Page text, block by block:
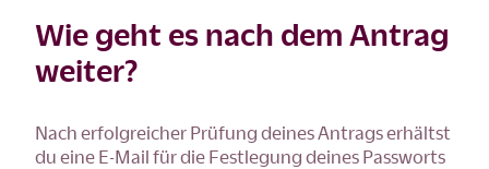
Wie geht es nach dem Antrag
weiter?
Nach erfolgreicher Prüfung deines Antrags erhältst
du eine E-Mail für die Festlegung deines Passworts